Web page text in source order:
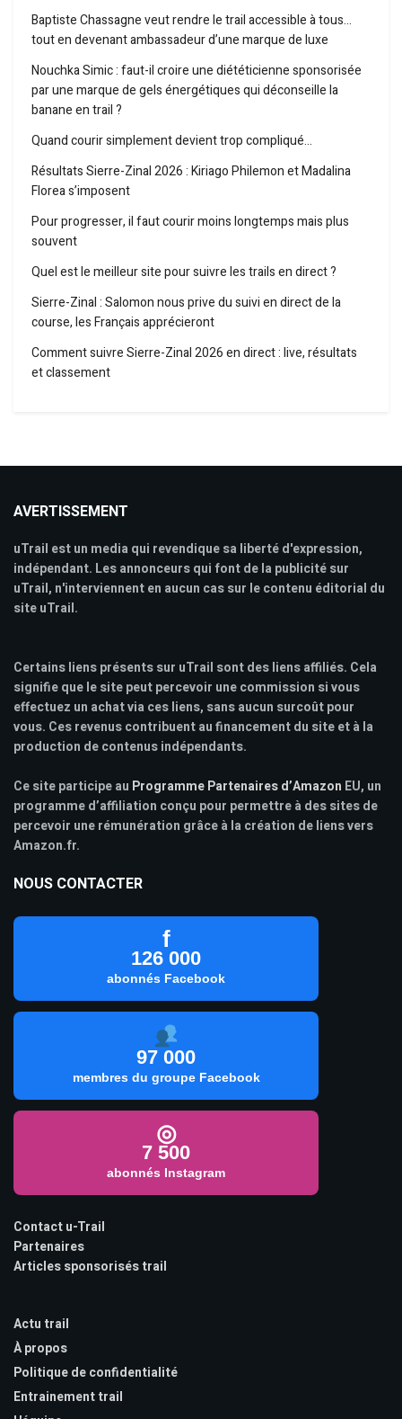
Baptiste Chassagne veut rendre le trail accessible à tous…
tout en devenant ambassadeur d’une marque de luxe
Nouchka Simic : faut-il croire une diététicienne sponsorisée
par une marque de gels énergétiques qui déconseille la
banane en trail ?
Quand courir simplement devient trop compliqué…
Résultats Sierre-Zinal 2026 : Kiriago Philemon et Madalina
Florea s’imposent
Pour progresser, il faut courir moins longtemps mais plus
souvent
Quel est le meilleur site pour suivre les trails en direct ?
Sierre-Zinal : Salomon nous prive du suivi en direct de la
course, les Français apprécieront
Comment suivre Sierre-Zinal 2026 en direct : live, résultats
et classement
AVERTISSEMENT
uTrail est un media qui revendique sa liberté d'expression,
indépendant. Les annonceurs qui font de la publicité sur
uTrail, n'interviennent en aucun cas sur le contenu éditorial du
site uTrail.
Certains liens présents sur uTrail sont des liens affiliés. Cela
signifie que le site peut percevoir une commission si vous
effectuez un achat via ces liens, sans aucun surcoût pour
vous. Ces revenus contribuent au financement du site et à la
production de contenus indépendants.
Ce site participe au Programme Partenaires d’Amazon EU, un
programme d’affiliation conçu pour permettre à des sites de
percevoir une rémunération grâce à la création de liens vers
Amazon.fr.
NOUS CONTACTER
f
126 000
abonnés Facebook
97 000
membres du groupe Facebook
◎
7 500
abonnés Instagram
Contact u-Trail
Partenaires
Articles sponsorisés trail
Actu trail
À propos
Politique de confidentialité
Entrainement trail